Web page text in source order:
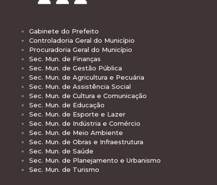
Gabinete do Prefeito
Controladoria Geral do Município
Procuradoria Geral do Município
Sec. Mun. de Finanças
Sec. Mun. de Gestão Pública
Sec. Mun. de Agricultura e Pecuária
Sec. Mun. de Assistência Social
Sec. Mun. de Cultura e Comunicação
Sec. Mun. de Educação
Sec. Mun. de Esporte e Lazer
Sec. Mun. de Indústria e Comércio
Sec. Mun. de Meio Ambiente
Sec. Mun. de Obras e Infraestrutura
Sec. Mun. de Saúde
Sec. Mun. de Planejamento e Urbanismo
Sec. Mun. de Turismo